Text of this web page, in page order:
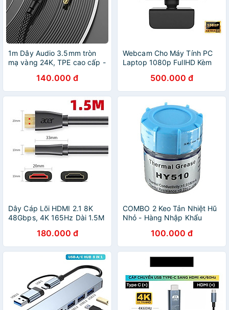
1m Dây Audio 3.5mm tròn
mạ vàng 24K, TPE cao cấp -
140.000 đ
Webcam Cho Máy Tính PC
Laptop 1080p FullHD Kèm
Cho Cuộc Gọi Video Call
Zoom Góc Siêu Rộng New
Chất Lượng Cao Để Live
Stream Học Online Hàng
Nhập Khẩu
500.000 đ
Dây Cáp Lõi HDMI 2.1 8K
48Gbps, 4K 165Hz Dài 1.5M
Playstation - Hàng Chính
Hãng
180.000 đ
COMBO 2 Keo Tản Nhiệt Hũ
Nhỏ - Hàng Nhập Khẩu
100.000 đ